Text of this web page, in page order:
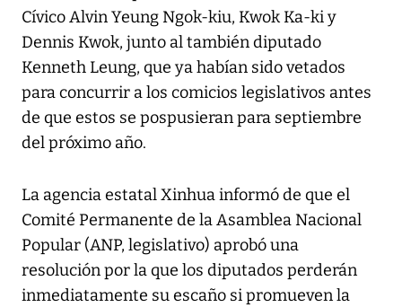
Cívico Alvin Yeung Ngok-kiu, Kwok Ka-ki y
Dennis Kwok, junto al también diputado
Kenneth Leung, que ya habían sido vetados
para concurrir a los comicios legislativos antes
de que estos se pospusieran para septiembre
del próximo año.
La agencia estatal Xinhua informó de que el
Comité Permanente de la Asamblea Nacional
Popular (ANP, legislativo) aprobó una
resolución por la que los diputados perderán
inmediatamente su escaño si promueven la